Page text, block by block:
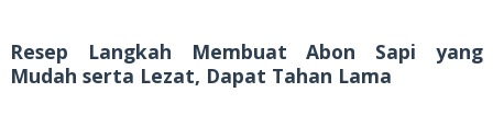
Resep Langkah Membuat Abon Sapi yang
Mudah serta Lezat, Dapat Tahan Lama